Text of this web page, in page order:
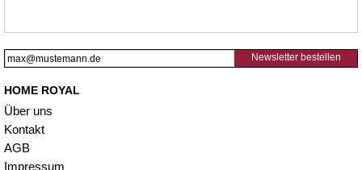
Newsletter bestellen
HOME ROYAL
Über uns
Kontakt
AGB
Impressum